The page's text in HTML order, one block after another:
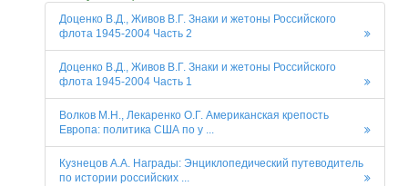
Доценко В.Д., Живов В.Г. Знаки и жетоны Российского
флота 1945-2004 Часть 2
Доценко В.Д., Живов В.Г. Знаки и жетоны Российского
флота 1945-2004 Часть 1
Волков М.Н., Лекаренко О.Г. Американская крепость
Европа: политика США по у ...
Кузнецов А.А. Награды: Энциклопедический путеводитель
по истории российских ...